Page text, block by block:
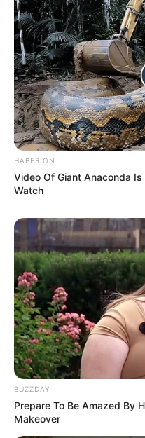
10 Desain Kanopi
Tidur, Serasa
Kamar Raja
Tampil Lebih
Hasil Renovasi
90 Tahun
HABERION
Video Of Giant Anaconda
Watch
BUZZDAY
Prepare To Be Amazed By
Makeover